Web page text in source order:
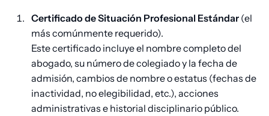
Certificado de Situación Profesional Estándar (el
más comúnmente requerido).
Este certificado incluye el nombre completo del
abogado, su número de colegiado y la fecha de
admisión, cambios de nombre o estatus (fechas de
inactividad, no elegibilidad, etc.), acciones
administrativas e historial disciplinario público.